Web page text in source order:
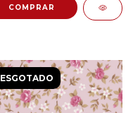
ESGOTADO